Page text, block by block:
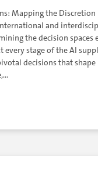
Mapping the
and
the decision spaces
every stage of the AI
decisions that shape